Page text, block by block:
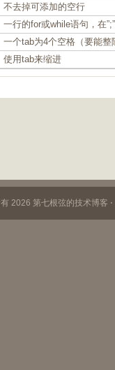
不去掉可添加的空行
一行的for或while语句，在
一个tab为4个空格（要能整
使用tab来缩进
2026 第七根弦的技术博客